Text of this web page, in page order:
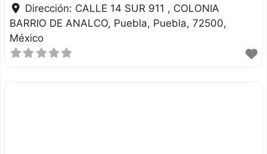
Dirección: CALLE 14 SUR 911 , COLONIA
BARRIO DE ANALCO Puebla Puebla 72500
México